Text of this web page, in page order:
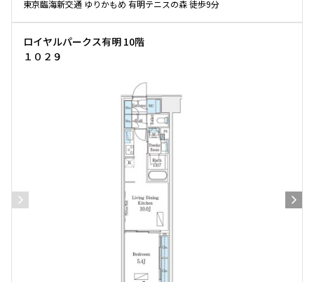
東京臨海新交通 ゆりかもめ 有明テニスの森 徒歩9分
ロイヤルパークス有明 10階
１０２９